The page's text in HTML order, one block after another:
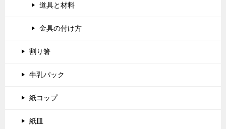
道具と材料
金具の付け方
割り箸
牛乳パック
紙コップ
紙皿